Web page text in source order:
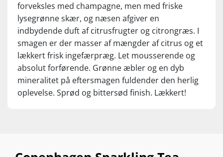
forveksles med champagne, men med friske
lysegrønne skær, og næsen afgiver en
indbydende duft af citrusfrugter og citrongræs. I
smagen er der masser af mængder af citrus og et
lækkert frisk ingefærpræg. Let mousserende og
absolut forførende. Grønne æbler og en dyb
mineralitet på eftersmagen fuldender den herlig
oplevelse. Sprød og bittersød finish. Lækkert!